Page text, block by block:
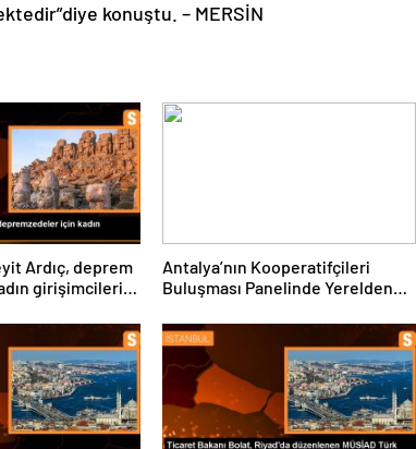
konuştu. – MERSİN
Ardıç, deprem
girişimcilerin
Antalya’nın Kooperatifçileri
Buluşması Panelinde Yerelden
Gerekenler Tartışıldı